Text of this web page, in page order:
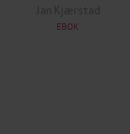
Jan Kjærstad
EBOK